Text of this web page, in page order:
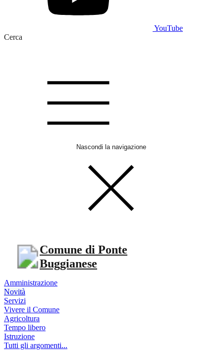
YouTube
Cerca
Nascondi la navigazione
Comune di Ponte
Buggianese
Amministrazione
Novità
Servizi
Vivere il Comune
Agricoltura
Tempo libero
Istruzione
Tutti gli argomenti...